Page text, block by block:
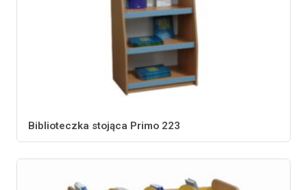
Biblioteczka stojąca Primo 223